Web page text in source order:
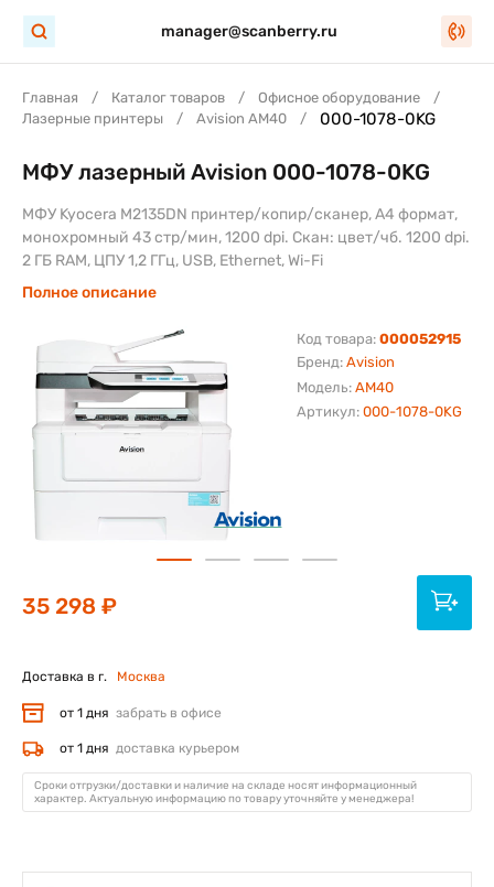
manager@scanberry.ru
Главная Каталог товаров
Офисное оборудование
Лазерные принтеры
Avision AM40 000-1078-0KG
Бренд: Avision
Модель: AM40
Код товара: 000052915
Артикул: 000-1078-0KG
МФУ лазерный Avision 000-1078-0KG
МФУ Kyocera M2135DN принтер/копир/сканер, А4 формат,
монохромный 43 стр/мин, 1200 dpi. Скан: цвет/чб. 1200 dpi.
2 ГБ RAM, ЦПУ 1,2 ГГц, USB, Ethernet, Wi-Fi
Полное описание
35 298 ₽
Доставка в г. Москва
от 1 дня забрать в офисе
от 1 дня доставка курьером
Сроки отгрузки/доставки и наличие на складе носят информационный
характер. Актуальную информацию по товару уточняйте у менеджера!